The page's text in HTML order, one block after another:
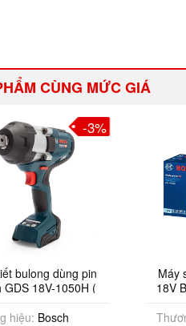
CÙNG MỨC GIÁ
dùng pin
18V-1050H (
Bosch
-3%
Máy siết
18V
Thương